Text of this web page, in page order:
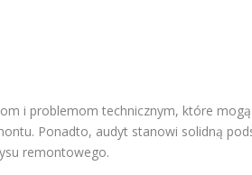
i problemom technicznym, które mogą
Ponadto, audyt stanowi solidną
remontowego.